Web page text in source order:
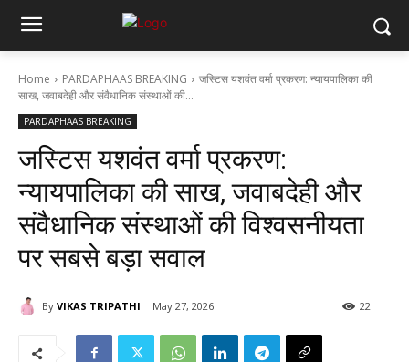
Home PARDAPHAAS BREAKING
जस्टिस यशवंत वर्मा प्रकरण: न्यायपालिका की
साख, जवाबदेही और संवैधानिक संस्थाओं की...
PARDAPHAAS BREAKING
जस्टिस यशवंत वर्मा प्रकरण:
न्यायपालिका की साख, जवाबदेही और
संवैधानिक संस्थाओं की विश्वसनीयता
पर सबसे बड़ा सवाल
By VIKAS TRIPATHI May 27, 2026 22